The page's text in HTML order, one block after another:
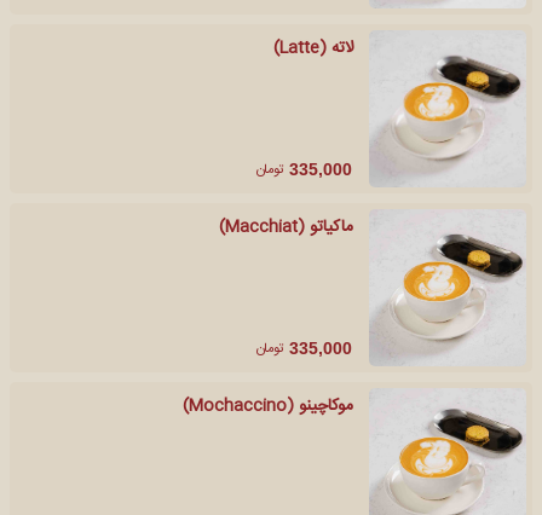
لاته (Latte)
335,000 تومان
ماکیاتو (Macchiat)
335,000 تومان
موکاچینو (Mochaccino)